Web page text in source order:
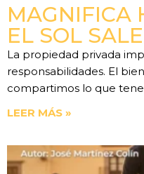
MAGNIFICA
EL SOL
La propiedad privada
responsabilidades. El
compartimos lo que
LEER MÁS »